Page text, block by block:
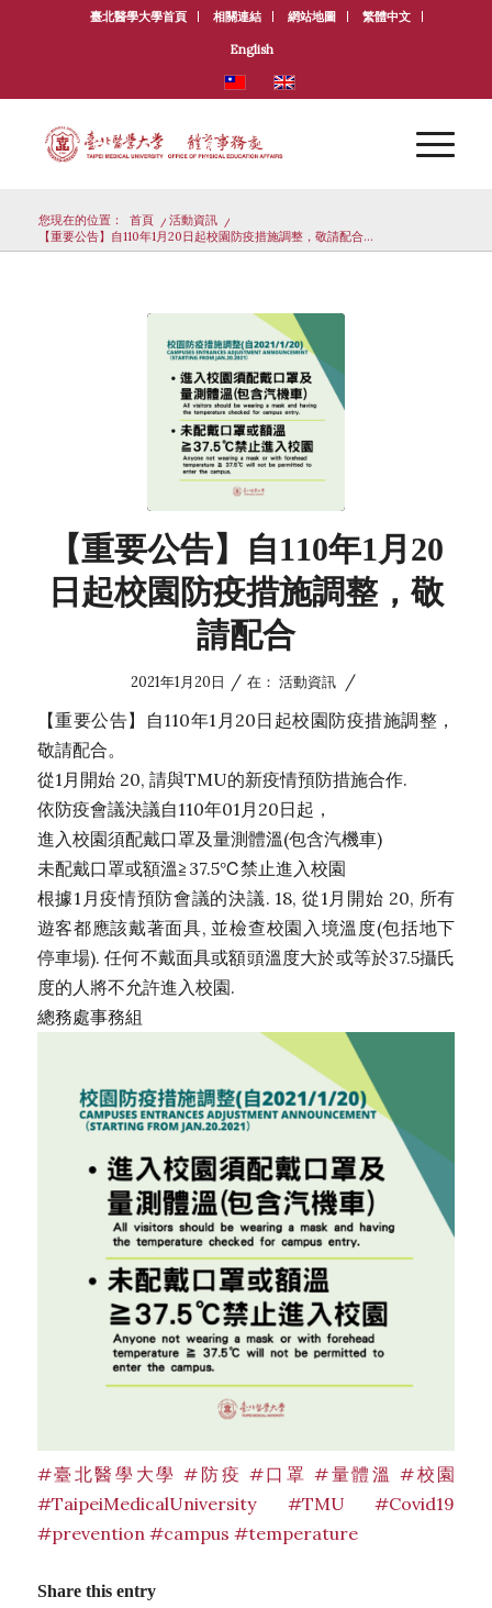
臺北醫學大學首頁 相關連結 網站地圖 繁體中文
English
您現在的位置： 首頁 / 活動資訊
/
【重要公告】自110年1月20日起校園防疫措施調整，敬請配合...
【重要公告】自110年1月20
日起校園防疫措施調整，敬
請配合
2021年1月20日 / 在： 活動資訊 /
【重要公告】自110年1月20日起校園防疫措施調整，
敬請配合。
從1月開始 20, 請與TMU的新疫情預防措施合作.
依防疫會議決議自110年01月20日起，
進入校園須配戴口罩及量測體溫(包含汽機車)
未配戴口罩或額溫≧37.5℃禁止進入校園
根據1月疫情預防會議的決議. 18, 從1月開始 20, 所有
遊客都應該戴著面具, 並檢查校園入境溫度(包括地下
停車場). 任何不戴面具或額頭溫度大於或等於37.5攝氏
度的人將不允許進入校園.
總務處事務組
#臺北醫學大學 #防疫 #口罩 #量體溫 #校園
#TaipeiMedicalUniversity
#TMU
#Covid19
#prevention #campus #temperature
Share this entry